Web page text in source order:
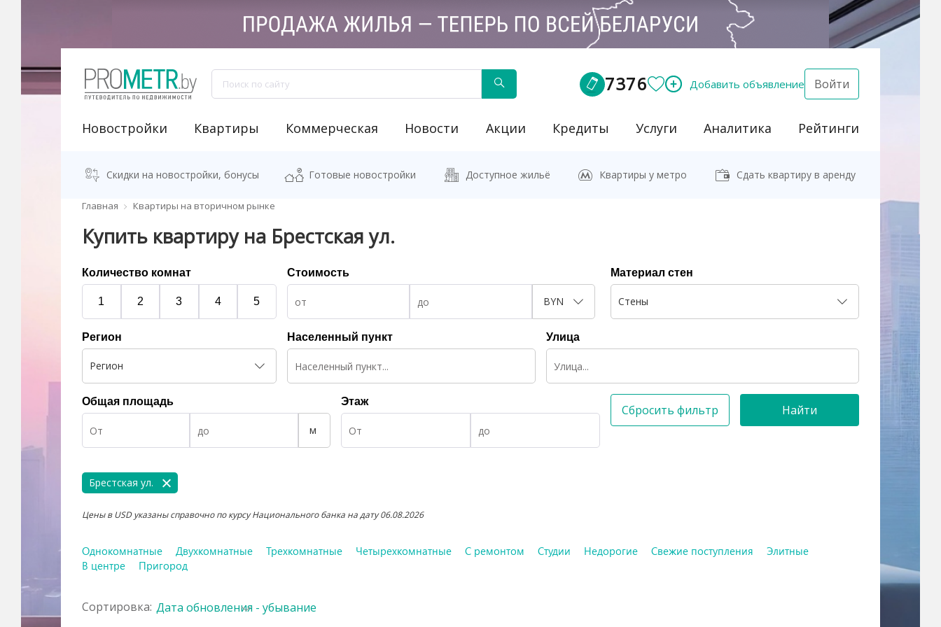
7376 Добавить объявление Войти
Новостройки Квартиры Коммерческая Новости Акции Кредиты Услуги Аналитика Рейтинги
Скидки на новостройки, бонусы Готовые новостройки Доступное жильё Квартиры у метро Сдать квартиру в аренду
Главная Квартиры на вторичном рынке
Купить квартиру на Брестская ул.
Количество комнат
1 2 3 4 5
Стоимость
BYN
Материал стен
Стены
Регион
Регион
Населенный пункт Улица
Общая площадь
м
Этаж
Сбросить фильтр Найти
Брестская ул.
Цены в USD указаны справочно по курсу Национального банка на дату 06.08.2026
Однокомнатные Двухкомнатные Трехкомнатные Четырехкомнатные С ремонтом Студии Недорогие Свежие поступления
Элитные
В центре
Пригород
Сортировка: Дата обновления - убывание